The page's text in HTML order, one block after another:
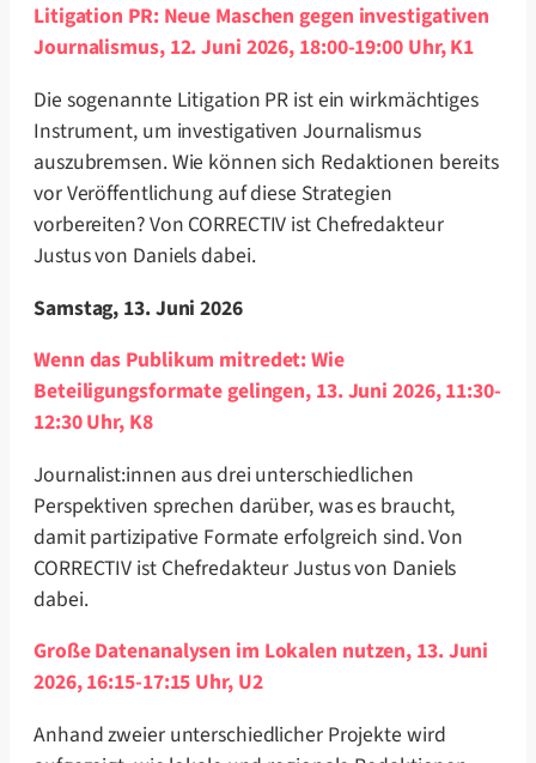
Litigation PR: Neue Maschen gegen investigativen
Journalismus, 12. Juni 2026, 18:00-19:00 Uhr, K1
Die sogenannte Litigation PR ist ein wirkmächtiges
Instrument, um investigativen Journalismus
auszubremsen. Wie können sich Redaktionen bereits
vor Veröffentlichung auf diese Strategien
vorbereiten? Von CORRECTIV ist Chefredakteur
Justus von Daniels dabei.
Samstag, 13. Juni 2026
Wenn das Publikum mitredet: Wie
Beteiligungsformate gelingen, 13. Juni 2026, 11:30-
12:30 Uhr, K8
Journalist:innen aus drei unterschiedlichen
Perspektiven sprechen darüber, was es braucht,
damit partizipative Formate erfolgreich sind. Von
CORRECTIV ist Chefredakteur Justus von Daniels
dabei.
Große Datenanalysen im Lokalen nutzen, 13. Juni
2026, 16:15-17:15 Uhr, U2
Anhand zweier unterschiedlicher Projekte wird